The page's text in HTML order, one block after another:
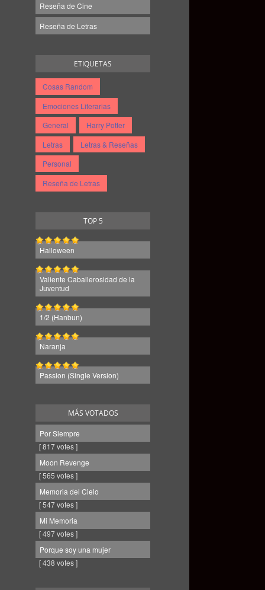
Reseña de Cine
Reseña de Letras
ETIQUETAS
Cosas Random
Emociones Literarias
General
Harry Potter
Letras
Letras & Reseñas
Personal
Reseña de Letras
TOP 5
Halloween
Valiente Caballerosidad de la
Juventud
1/2 (Hanbun)
Naranja
Passion (Single Version)
MÁS VOTADOS
Por Siempre
[ 817 votes ]
Moon Revenge
[ 565 votes ]
Memoria del Cielo
[ 547 votes ]
Mi Memoria
[ 497 votes ]
Porque soy una mujer
[ 438 votes ]